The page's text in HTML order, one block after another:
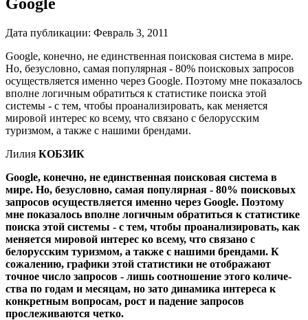
Дата публикации: Февраль 3, 2011
Google, конечно, не единствен­ная поисковая система в мире.
Но, безусловно, самая популярная - 80% поисковых запро­сов
осуществляется именно через Google. Поэтому мне показалось
вполне логичным обратиться к ста­тистике поиска этой
системы - с тем, чтобы проанализировать, как меня­ется
мировой интерес ко всему, что связано с белорусским
туризмом, а также с нашими брендами.
Лилия КОБЗИК
Google, конечно, не единствен­ная поисковая система в
мире. Но, безусловно, самая популярная - 80% поисковых
запро­сов осуществляется именно через Google. Поэтому
мне показалось вполне логичным обратиться к ста­тистике
поиска этой системы - с тем, чтобы проанализировать, как
меня­ется мировой интерес ко всему, что связано с
белорусским туризмом, а также с нашими брендами. К
сожа­лению, графики этой статистики не отображают
точное число запросов - лишь соотношение этого количе­
ства по годам и месяцам, но зато динамика интереса к
конкретным вопросам, рост и падение запросов
прослеживаются четко.